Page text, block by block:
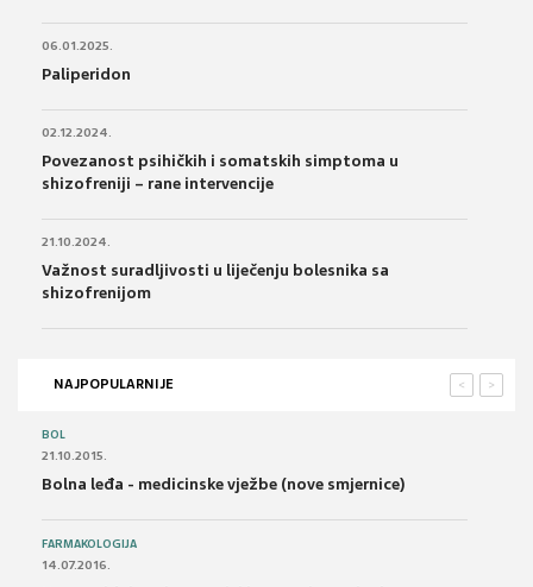
06.01.2025.
Paliperidon
02.12.2024.
Povezanost psihičkih i somatskih simptoma u
shizofreniji – rane intervencije
21.10.2024.
Važnost suradljivosti u liječenju bolesnika sa
shizofrenijom
NAJPOPULARNIJE >
<
BOL
21.10.2015.
Bolna leđa - medicinske vježbe (nove smjernice)
FARMAKOLOGIJA
14.07.2016.